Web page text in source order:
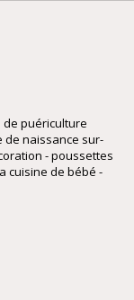
de puériculture
de naissance sur-
- poussettes
cuisine de bébé -